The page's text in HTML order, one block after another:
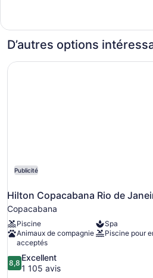
Camas
de
Solteiro
Superior
com
Camas
D’autres options
Publicité
Hilton Copacabana Rio de
Copacabana
Piscine
Spa
Animaux de compagnie
acceptés
Piscine pour
8.8
sur
8,8
Excellent
1 105 avis
Hilton Copacabana Rio de